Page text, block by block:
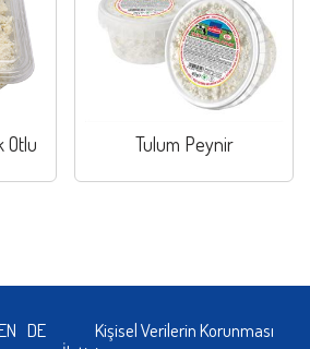
Otlu Tulum Peynir
DE
Kişisel Verilerin Korunması